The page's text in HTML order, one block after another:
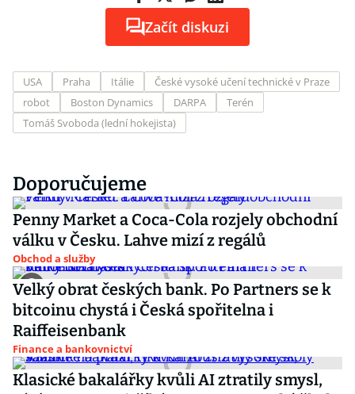
Začít diskuzi
USA Praha Itálie
České vysoké učení technické v Praze
robot
Boston Dynamics DARPA
Terén
Tomáš Svoboda (lední hokejista)
Doporučujeme
Penny Market a Coca-Cola rozjely obchodní
válku v Česku. Lahve mizí z regálů
Obchod a služby
Velký obrat českých bank. Po Partners se k
bitcoinu chystá i Česká spořitelna i
Raiffeisenbank
Finance a bankovnictví
Klasické bakalářky kvůli AI ztratily smysl,